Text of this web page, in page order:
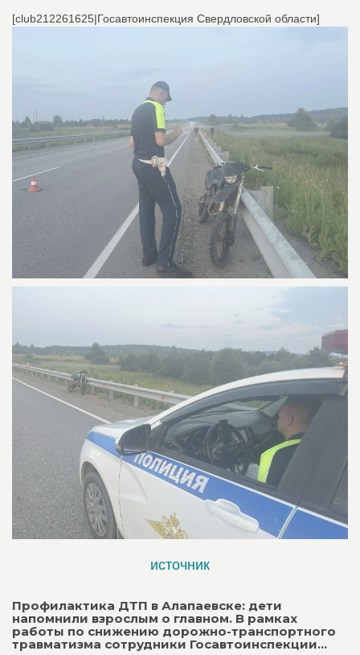
[club212261625|Госавтоинспекция Свердловской области]
источник
Профилактика ДТП в Алапаевске: дети
напомнили взрослым о главном. В рамках
работы по снижению дорожно-транспортного
травматизма сотрудники Госавтоинспекции...